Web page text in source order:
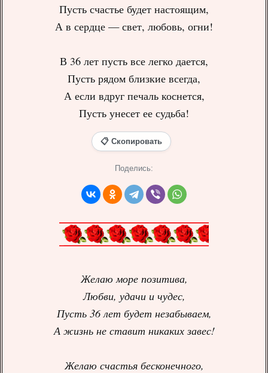
Пусть счастье будет настоящим,
А в сердце — свет, любовь, огни!
В 36 лет пусть все легко дается,
Пусть рядом близкие всегда,
А если вдруг печаль коснется,
Пусть унесет ее судьба!
📋 Скопировать
Поделись:
Желаю море позитива,
Любви, удачи и чудес,
Пусть 36 лет будет незабываем,
А жизнь не ставит никаких завес!
Желаю счастья бесконечного,